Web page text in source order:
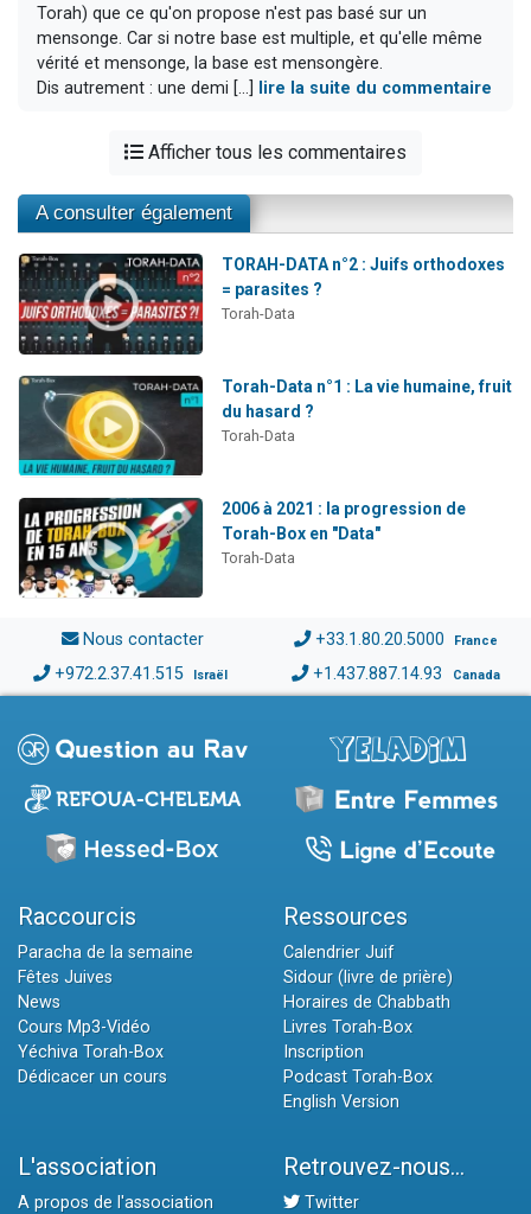
Torah) que ce qu'on propose n'est pas basé sur un
mensonge. Car si notre base est multiple, et qu'elle même
vérité et mensonge, la base est mensongère.
Dis autrement : une demi [...]
lire la suite du commentaire
Afficher tous les commentaires
A consulter également
TORAH-DATA n°2 : Juifs orthodoxes
= parasites ?
Torah-Data
Torah-Data n°1 : La vie humaine, fruit
du hasard ?
Torah-Data
2006 à 2021 : la progression de
Torah-Box en "Data"
Torah-Data
Nous contacter +33.1.80.20.5000 France
+972.2.37.41.515 Israël +1.437.887.14.93 Canada
Raccourcis
Paracha de la semaine
Fêtes Juives
News
Cours Mp3-Vidéo
Yéchiva Torah-Box
Dédicacer un cours
Ressources
Calendrier Juif
Sidour (livre de prière)
Horaires de Chabbath
Livres Torah-Box
Inscription
Podcast Torah-Box
English Version
L'association
A propos de l'association
Retrouvez-nous...
Twitter